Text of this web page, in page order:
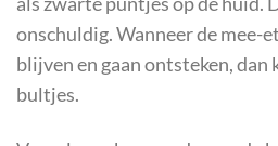
onschuldig. Wanneer de mee-
blijven en gaan ontsteken, dan
bultjes.